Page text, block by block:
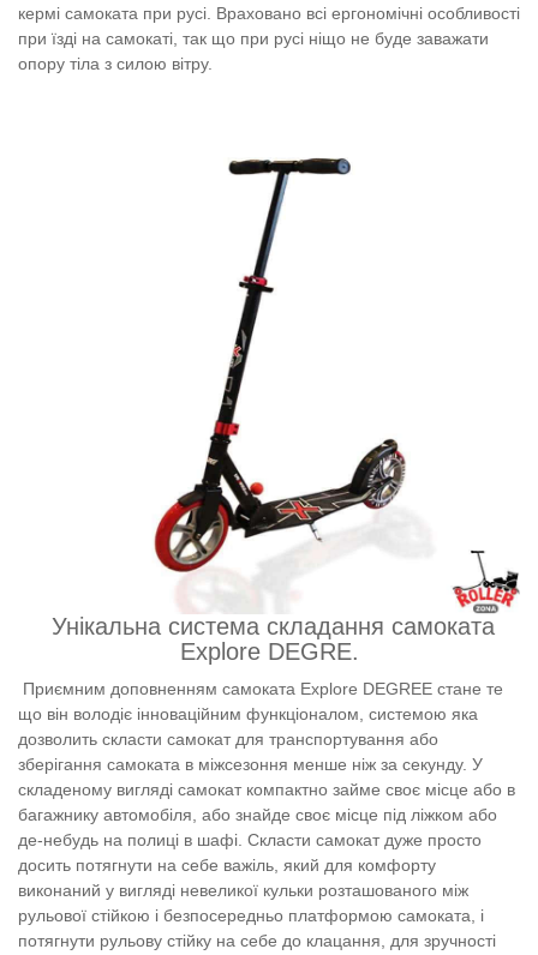
кермі самоката при русі. Враховано всі ергономічні особливості
при їзді на самокаті, так що при русі ніщо не буде заважати
опору тіла з силою вітру.
Унікальна система складання самоката
Explore DEGRE.
Приємним доповненням самоката Explore DEGREE стане те
що він володіє інноваційним функціоналом, системою яка
дозволить скласти самокат для транспортування або
зберігання самоката в міжсезоння менше ніж за секунду. У
складеному вигляді самокат компактно займе своє місце або в
багажнику автомобіля, або знайде своє місце під ліжком або
де-небудь на полиці в шафі. Скласти самокат дуже просто
досить потягнути на себе важіль, який для комфорту
виконаний у вигляді невеликої кульки розташованого між
рульової стійкою і безпосередньо платформою самоката, і
потягнути рульову стійку на себе до клацання, для зручності